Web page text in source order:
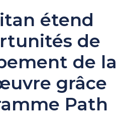
étend
de
de la
grâce
Path